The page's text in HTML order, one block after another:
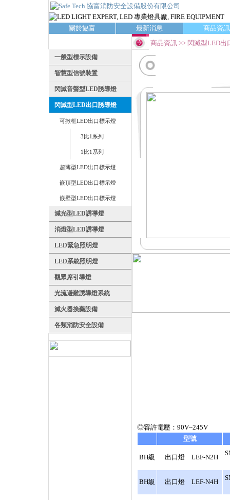
關於協富 最新消息 商品資訊
一般型標示設備
智慧型信號裝置
閃滅音聲型LED誘導燈
閃滅型LED出口誘導燈
可掀框LED出口標示燈
3比1系列
1比1系列
超薄型LED出口標示燈
嵌頂型LED出口標示燈
嵌壁型LED出口標示燈
減光型LED誘導燈
消燈型LED誘導燈
LED緊急照明燈
LED系統照明燈
觀眾席引導燈
光流避難誘導燈系統
滅火器換藥設備
各類消防安全設備
商品資訊 >> 閃滅型LED
◎容許電壓：90V~245V
型號
BH級 出口燈 LEF-N2H
BH級 出口燈 LEF-N4H